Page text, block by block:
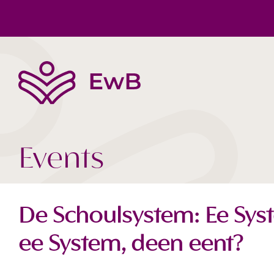
Events
De Schoulsystem: Ee
ee System, deen eent?